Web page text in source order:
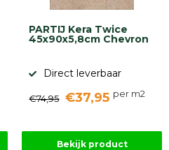
PARTIJ Kera Twice
45x90x5,8cm Chevron
Direct leverbaar
€74,95 €37,95 per m2
Bekijk product